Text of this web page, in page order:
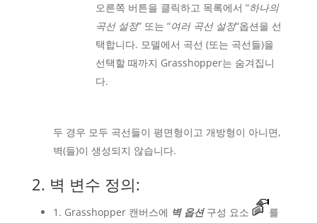
오른쪽 버튼을 클릭하고 목록에서 “하나의
곡선 설정” 또는 “여러 곡선 설정“옵션을 선
택합니다. 모델에서 곡선 (또는 곡선들)을
선택할 때까지 Grasshopper는 숨겨집니
다.
두 경우 모두 곡선들이 평면형이고 개방형이 아니면,
벽(들)이 생성되지 않습니다.
2. 벽 변수 정의:
1. Grasshopper 캔버스에 벽 옵션구성 요소
를